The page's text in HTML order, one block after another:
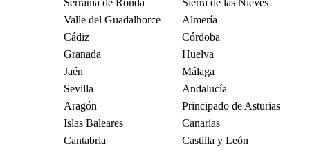
Serranía de Ronda
Sierra de las Nieves
Valle del Guadalhorce
Almería
Cádiz
Córdoba
Granada
Huelva
Jaén
Málaga
Sevilla
Andalucía
Aragón
Principado de Asturias
Islas Baleares
Canarias
Cantabria
Castilla y León